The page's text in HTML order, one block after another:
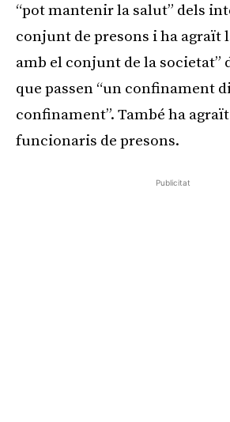
“pot mantenir la salut” dels
conjunt de presons i ha agraït
amb el conjunt de la societat”
que passen “un confinament
confinament”. També ha
funcionaris de presons.
Publicitat